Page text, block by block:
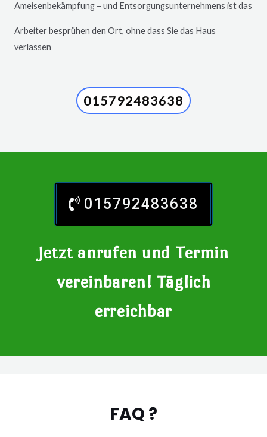
Ameisenbekämpfung – und Entsorgungsunternehmens ist das
Arbeiter besprühen den Ort, ohne dass Sie das Haus
verlassen
015792483638
015792483638
Jetzt anrufen und Termin
vereinbaren! Täglich
erreichbar
FAQ ?